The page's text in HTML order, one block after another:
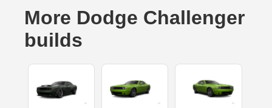
More Dodge Challenger
builds